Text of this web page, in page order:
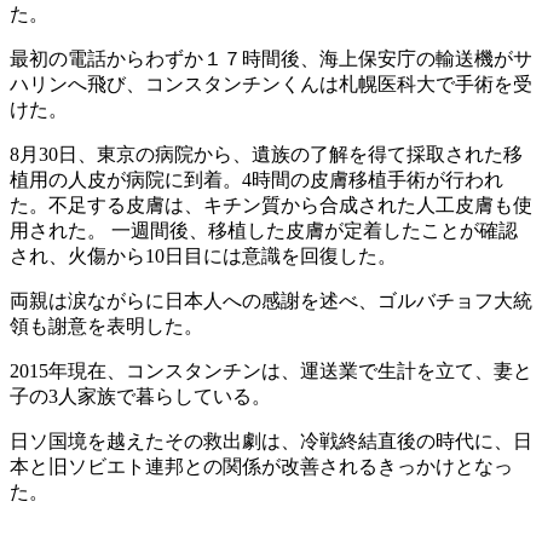
た。
最初の電話からわずか１７時間後、海上保安庁の輸送機がサ
ハリンへ飛び、コンスタンチンくんは札幌医科大で手術を受
けた。
8月30日、東京の病院から、遺族の了解を得て採取された移
植用の人皮が病院に到着。4時間の皮膚移植手術が行われ
た。不足する皮膚は、キチン質から合成された人工皮膚も使
用された。 一週間後、移植した皮膚が定着したことが確認
され、火傷から10日目には意識を回復した。
両親は涙ながらに日本人への感謝を述べ、ゴルバチョフ大統
領も謝意を表明した。
2015年現在、コンスタンチンは、運送業で生計を立て、妻と
子の3人家族で暮らしている。
日ソ国境を越えたその救出劇は、冷戦終結直後の時代に、日
本と旧ソビエト連邦との関係が改善されるきっかけとなっ
た。